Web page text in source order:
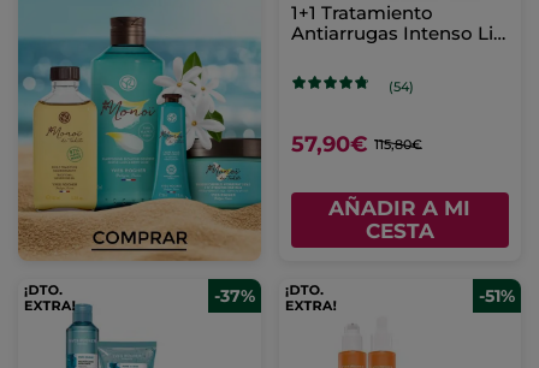
1+1 Tratamiento
Antiarrugas Intenso Lift
(54)
57,90€ 115,80€
AÑADIR A MI
CESTA
-37% -51%